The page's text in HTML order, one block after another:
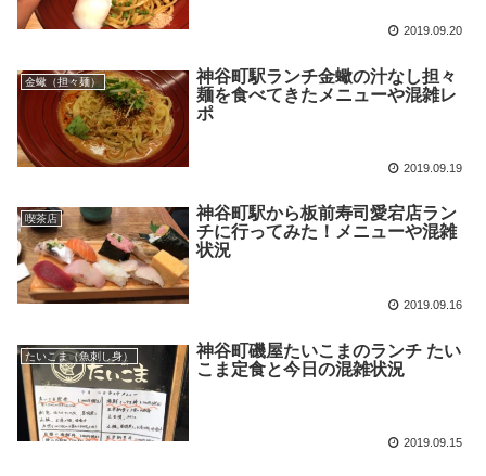
2019.09.20
金蠍（担々麺）
神谷町駅ランチ金蠍の汁なし担々
麺を食べてきたメニューや混雑レ
ポ
2019.09.19
喫茶店
神谷町駅から板前寿司愛宕店ラン
チに行ってみた！メニューや混雑
状況
2019.09.16
たいこま（魚刺し身）
神谷町磯屋たいこまのランチ たい
こま定食と今日の混雑状況
2019.09.15